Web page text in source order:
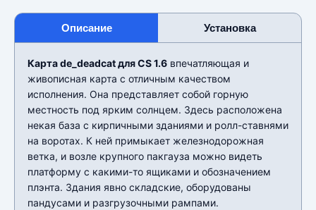
Описание Установка
Карта de_deadcat для CS 1.6 впечатляющая и
живописная карта с отличным качеством
исполнения. Она представляет собой горную
местность под ярким солнцем. Здесь расположена
некая база с кирпичными зданиями и ролл-ставнями
на воротах. К ней примыкает железнодорожная
ветка, и возле крупного пакгауза можно видеть
платформу с какими-то ящиками и обозначением
плэнта. Здания явно складские, оборудованы
пандусами и разгрузочными рампами.